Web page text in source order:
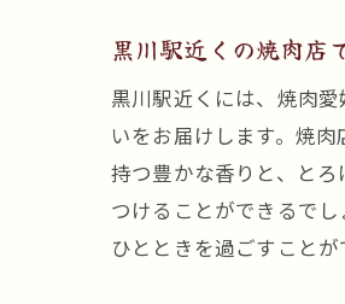
黒川駅近くの焼肉店
黒川駅近くには、焼肉
いをお届けします。焼
持つ豊かな香りと、と
つけることができるで
ひとときを過ごすこと